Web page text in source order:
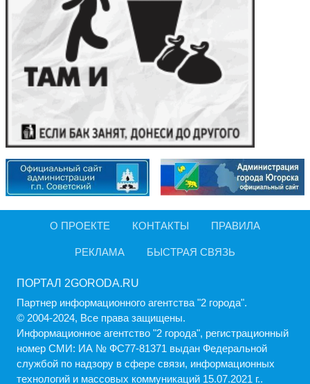
О ПРОЕКТЕ КОНТАКТЫ ПРАВИЛА
РЕКЛАМА БЫСТРАЯ СВЯЗЬ
ПОРТАЛ 2GORODA.RU
Партнер информационного агентства "2 города".
© 2004-2024, Все права защищены.
Информационное агентство "2 города", регистрационный
номер СМИ: ИА № ФС77-81371 выдан Федеральной
службой по надзору в сфере связи, информационных
технологий и массовых коммуникаций 15.07.2021 г..